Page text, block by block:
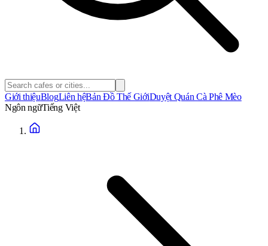
Giới thiệuBlogLiên hệBản Đồ Thế GiớiDuyệt Quán Cà Phê Mèo
Ngôn ngữTiếng Việt